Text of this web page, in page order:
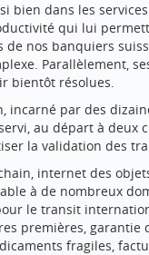
dans les
qui lui
de nos banquiers
Parallèlement,
bientôt résolues.
par des
au départ à deux
la validation des
internet des
à de nombreux
le transit
premières,
fragiles,